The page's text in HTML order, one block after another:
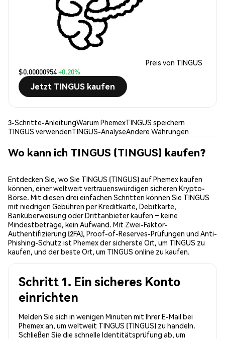
Preis von TINGUS
$0.00000954+0.20%
Jetzt TINGUS kaufen
3-Schritte-AnleitungWarum PhemexTINGUS speichern
TINGUS verwendenTINGUS-AnalyseAndere Währungen
Wo kann ich TINGUS (TINGUS) kaufen?
Entdecken Sie, wo Sie TINGUS (TINGUS) auf Phemex kaufen
können, einer weltweit vertrauenswürdigen sicheren Krypto-
Börse. Mit diesen drei einfachen Schritten können Sie TINGUS
mit niedrigen Gebühren per Kreditkarte, Debitkarte,
Banküberweisung oder Drittanbieter kaufen – keine
Mindestbeträge, kein Aufwand. Mit Zwei-Faktor-
Authentifizierung (2FA), Proof-of-Reserves-Prüfungen und Anti-
Phishing-Schutz ist Phemex der sicherste Ort, um TINGUS zu
kaufen, und der beste Ort, um TINGUS online zu kaufen.
Schritt 1. Ein sicheres Konto
einrichten
Melden Sie sich in wenigen Minuten mit Ihrer E-Mail bei
Phemex an, um weltweit TINGUS (TINGUS) zu handeln.
Schließen Sie die schnelle Identitätsprüfung ab, um